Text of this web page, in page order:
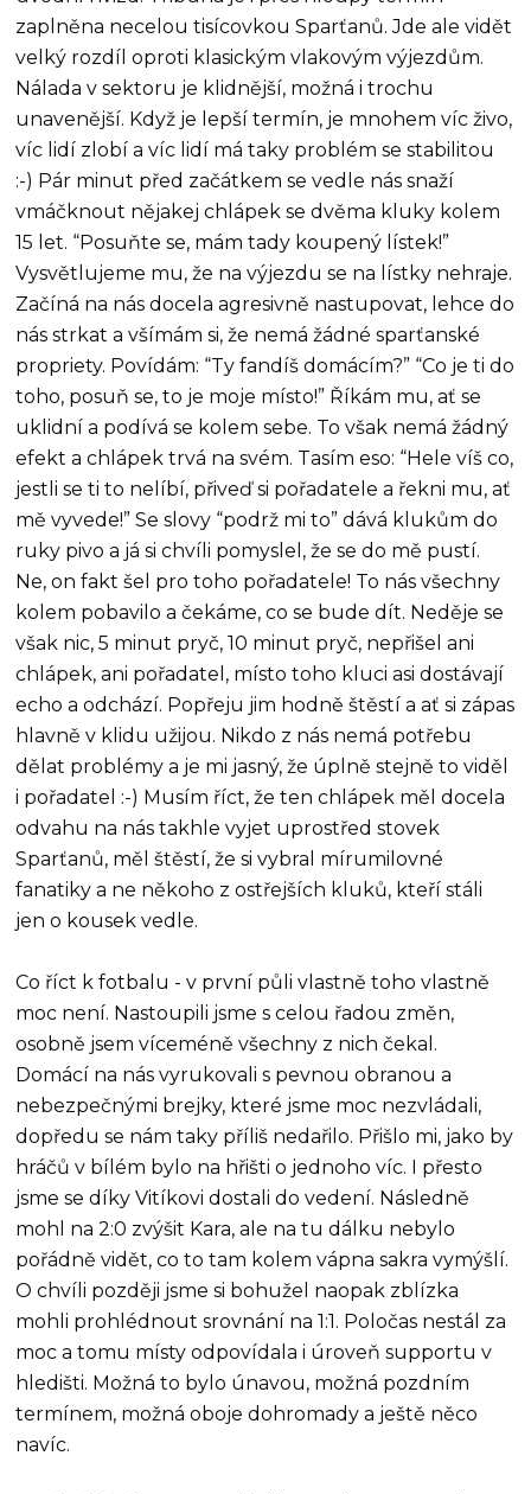
zaplněna necelou tisícovkou Sparťanů. Jde ale vidět
velký rozdíl oproti klasickým vlakovým výjezdům.
Nálada v sektoru je klidnější, možná i trochu
unavenější. Když je lepší termín, je mnohem víc živo,
víc lidí zlobí a víc lidí má taky problém se stabilitou
:-) Pár minut před začátkem se vedle nás snaží
vmáčknout nějakej chlápek se dvěma kluky kolem
15 let. “Posuňte se, mám tady koupený lístek!”
Vysvětlujeme mu, že na výjezdu se na lístky nehraje.
Začíná na nás docela agresivně nastupovat, lehce do
nás strkat a všímám si, že nemá žádné sparťanské
propriety. Povídám: “Ty fandíš domácím?” “Co je ti do
toho, posuň se, to je moje místo!” Říkám mu, ať se
uklidní a podívá se kolem sebe. To však nemá žádný
efekt a chlápek trvá na svém. Tasím eso: “Hele víš co,
jestli se ti to nelíbí, přiveď si pořadatele a řekni mu, ať
mě vyvede!” Se slovy “podrž mi to” dává klukům do
ruky pivo a já si chvíli pomyslel, že se do mě pustí.
Ne, on fakt šel pro toho pořadatele! To nás všechny
kolem pobavilo a čekáme, co se bude dít. Neděje se
však nic, 5 minut pryč, 10 minut pryč, nepřišel ani
chlápek, ani pořadatel, místo toho kluci asi dostávají
echo a odchází. Popřeju jim hodně štěstí a ať si zápas
hlavně v klidu užijou. Nikdo z nás nemá potřebu
dělat problémy a je mi jasný, že úplně stejně to viděl
i pořadatel :-) Musím říct, že ten chlápek měl docela
odvahu na nás takhle vyjet uprostřed stovek
Sparťanů, měl štěstí, že si vybral mírumilovné
fanatiky a ne někoho z ostřejších kluků, kteří stáli
jen o kousek vedle.
Co říct k fotbalu - v první půli vlastně toho vlastně
moc není. Nastoupili jsme s celou řadou změn,
osobně jsem víceméně všechny z nich čekal.
Domácí na nás vyrukovali s pevnou obranou a
nebezpečnými brejky, které jsme moc nezvládali,
dopředu se nám taky příliš nedařilo. Přišlo mi, jako by
hráčů v bílém bylo na hřišti o jednoho víc. I přesto
jsme se díky Vitíkovi dostali do vedení. Následně
mohl na 2:0 zvýšit Kara, ale na tu dálku nebylo
pořádně vidět, co to tam kolem vápna sakra vymýšlí.
O chvíli později jsme si bohužel naopak zblízka
mohli prohlédnout srovnání na 1:1. Poločas nestál za
moc a tomu místy odpovídala i úroveň supportu v
hledišti. Možná to bylo únavou, možná pozdním
termínem, možná oboje dohromady a ještě něco
navíc.